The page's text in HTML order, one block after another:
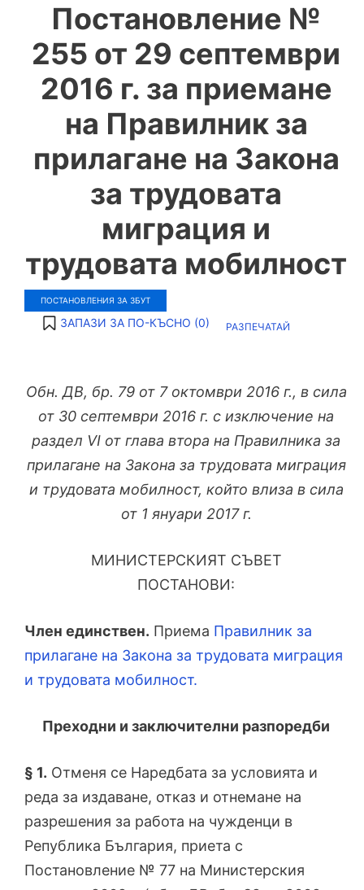
Постановление №
255 от 29 септември
2016 г. за приемане
на Правилник за
прилагане на Закона
за трудовата
миграция и
трудовата мобилност
ПОСТАНОВЛЕНИЯ ЗА ЗБУТ
ЗАПАЗИ ЗА ПО-КЪСНО (0) РАЗПЕЧАТАЙ
Обн. ДВ, бр. 79 от 7 октомври 2016 г., в сила
от 30 септември 2016 г. с изключение на
раздел VІ от глава втора на Правилника за
прилагане на Закона за трудовата миграция
и трудовата мобилност, който влиза в сила
от 1 януари 2017 г.
МИНИСТЕРСКИЯТ СЪВЕТ
ПОСТАНОВИ:
Член единствен. Приема Правилник за
прилагане на Закона за трудовата миграция
и трудовата мобилност.
Преходни и заключителни разпоредби
§ 1. Отменя се Наредбата за условията и
реда за издаване, отказ и отнемане на
разрешения за работа на чужденци в
Република България, приета с
Постановление № 77 на Министерския